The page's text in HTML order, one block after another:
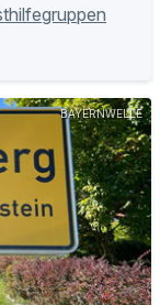
BAYERNWELLE